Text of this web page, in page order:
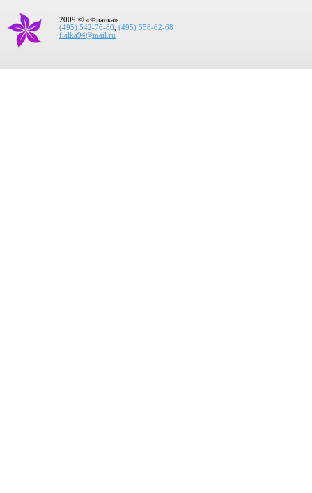
2009 © «Фиалка»
(495) 542-76-80
(495) 558-62-68
fialka94@mail.ru